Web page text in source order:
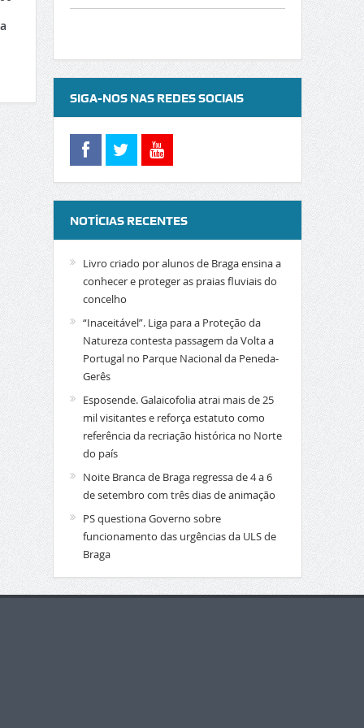
SIGA-NOS NAS REDES SOCIAIS
NOTÍCIAS RECENTES
Livro criado por alunos de Braga ensina a
conhecer e proteger as praias fluviais do
concelho
“Inaceitável”. Liga para a Proteção da
Natureza contesta passagem da Volta a
Portugal no Parque Nacional da Peneda-
Gerês
Esposende. Galaicofolia atrai mais de 25
mil visitantes e reforça estatuto como
referência da recriação histórica no Norte
do país
Noite Branca de Braga regressa de 4 a 6
de setembro com três dias de animação
PS questiona Governo sobre
funcionamento das urgências da ULS de
Braga